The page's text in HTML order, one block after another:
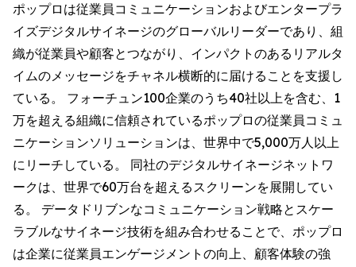
ポップロは従業員コミュニケーションおよびエンタープラ
イズデジタルサイネージのグローバルリーダーであり、組
織が従業員や顧客とつながり、インパクトのあるリアルタ
イムのメッセージをチャネル横断的に届けることを支援し
ている。 フォーチュン100企業のうち40社以上を含む、1
万を超える組織に信頼されているポップロの従業員コミュ
ニケーションソリューションは、世界中で5,000万人以上
にリーチしている。 同社のデジタルサイネージネットワ
ークは、世界で60万台を超えるスクリーンを展開してい
る。 データドリブンなコミュニケーション戦略とスケー
ラブルなサイネージ技術を組み合わせることで、ポップロ
は企業に従業員エンゲージメントの向上、顧客体験の強